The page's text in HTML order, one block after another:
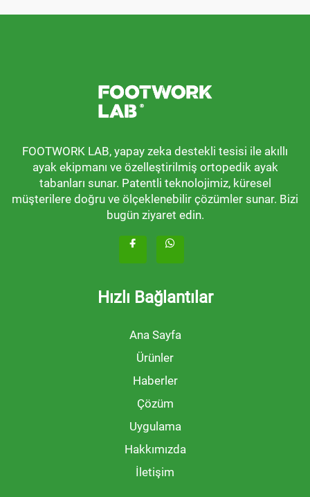
FOOTWORK LAB, yapay zeka destekli tesisi ile akıllı
ayak ekipmanı ve özelleştirilmiş ortopedik ayak
tabanları sunar. Patentli teknolojimiz, küresel
müşterilere doğru ve ölçeklenebilir çözümler sunar. Bizi
bugün ziyaret edin.
Hızlı Bağlantılar
Ana Sayfa
Ürünler
Haberler
Çözüm
Uygulama
Hakkımızda
İletişim